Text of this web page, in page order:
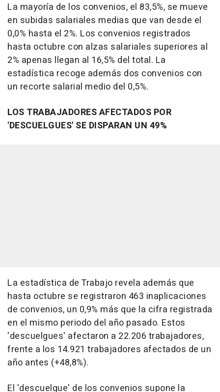
La mayoría de los convenios, el 83,5%, se mueve
en subidas salariales medias que van desde el
0,0% hasta el 2%. Los convenios registrados
hasta octubre con alzas salariales superiores al
2% apenas llegan al 16,5% del total. La
estadística recoge además dos convenios con
un recorte salarial medio del 0,5%.
LOS TRABAJADORES AFECTADOS POR
'DESCUELGUES' SE DISPARAN UN 49%
La estadística de Trabajo revela además que
hasta octubre se registraron 463 inaplicaciones
de convenios, un 0,9% más que la cifra registrada
en el mismo periodo del año pasado. Estos
'descuelgues' afectaron a 22.206 trabajadores,
frente a los 14.921 trabajadores afectados de un
año antes (+48,8%).
El 'descuelgue' de los convenios supone la